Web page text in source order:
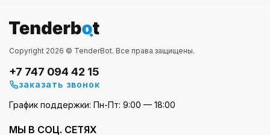
Copyright 2026 © TenderBot. Все права защищены.
+7 747 094 42 15
заказать звонок
График поддержки: Пн-Пт: 9:00 — 18:00
МЫ В СОЦ. СЕТЯХ